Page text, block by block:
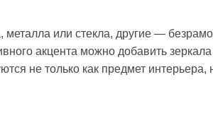
или стекла, другие —
акцента можно добавить
не только как предмет интерьера,